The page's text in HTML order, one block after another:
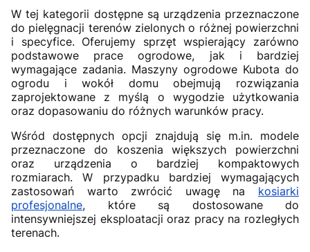
W tej kategorii dostępne są urządzenia przeznaczone
do pielęgnacji terenów zielonych o różnej powierzchni
i specyfice. Oferujemy sprzęt wspierający zarówno
podstawowe prace ogrodowe, jak i bardziej
wymagające zadania. Maszyny ogrodowe Kubota do
ogrodu i wokół domu obejmują rozwiązania
zaprojektowane z myślą o wygodzie użytkowania
oraz dopasowaniu do różnych warunków pracy.
Wśród dostępnych opcji znajdują się m.in. modele
przeznaczone do koszenia większych powierzchni
oraz urządzenia o bardziej kompaktowych
rozmiarach. W przypadku bardziej wymagających
zastosowań warto zwrócić uwagę na kosiarki
profesjonalne, które są dostosowane do
intensywniejszej eksploatacji oraz pracy na rozległych
terenach.